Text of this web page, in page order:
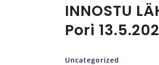
INNOSTU
Pori
Uncategorized